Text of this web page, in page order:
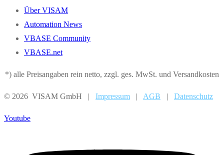
Über VISAM
Automation News
VBASE Community
VBASE.net
*) alle Preisangaben rein netto, zzgl. ges. MwSt. und Versandkosten
© 2026 VISAM GmbH | Impressum | AGB | Datenschutz
Youtube